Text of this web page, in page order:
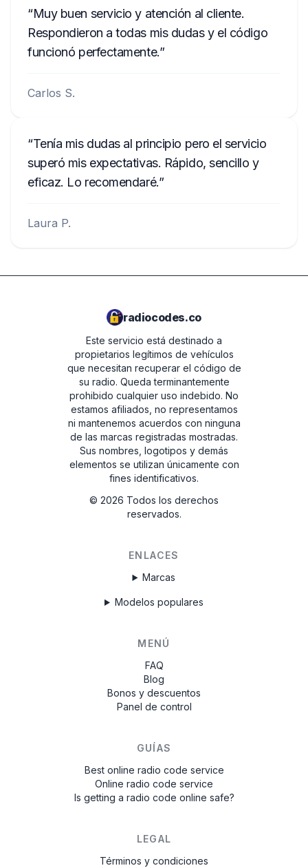
Muy buen servicio y atención al cliente.
Respondieron a todas mis dudas y el código
funcionó perfectamente.
Carlos S.
Tenía mis dudas al principio pero el servicio
superó mis expectativas. Rápido, sencillo y
eficaz. Lo recomendaré.
Laura P.
radiocodes.co
Este servicio está destinado a
propietarios legítimos de vehículos
que necesitan recuperar el código de
su radio. Queda terminantemente
prohibido cualquier uso indebido. No
estamos afiliados, no representamos
ni mantenemos acuerdos con ninguna
de las marcas registradas mostradas.
Sus nombres, logotipos y demás
elementos se utilizan únicamente con
fines identificativos.
© 2026 Todos los derechos
reservados.
ENLACES
Marcas
Modelos populares
MENÚ
FAQ
Blog
Bonos y descuentos
Panel de control
GUÍAS
Best online radio code service
Online radio code service
Is getting a radio code online safe?
LEGAL
Términos y condiciones